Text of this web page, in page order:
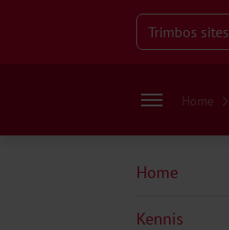
Trimbos sites
Home
Home
Kennis